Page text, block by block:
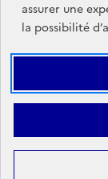
Liens
info.gouv.fr
Liens
légaux
Plan du site
Sauf mention
assurer une
la possibilité